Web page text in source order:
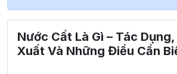
Nước Cất Là Gì – Tác
Xuất Và Những Điều Cần